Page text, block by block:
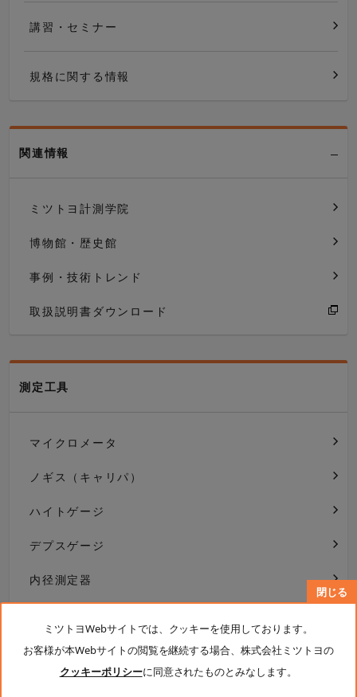
講習・セミナー
規格に関する情報
関連情報
ミツトヨ計測学院
博物館・歴史館
事例・技術トレンド
取扱説明書ダウンロード
測定工具
マイクロメータ
ノギス（キャリパ）
ハイトゲージ
デプスゲージ
内径測定器
クインジケータ
ミツトヨWebサイトでは、クッキーを使用しております。
お客様が本Webサイトの閲覧を継続する場合、株式会社ミツトヨの
クッキーポリシーに同意されたものとみなします。
閉じる